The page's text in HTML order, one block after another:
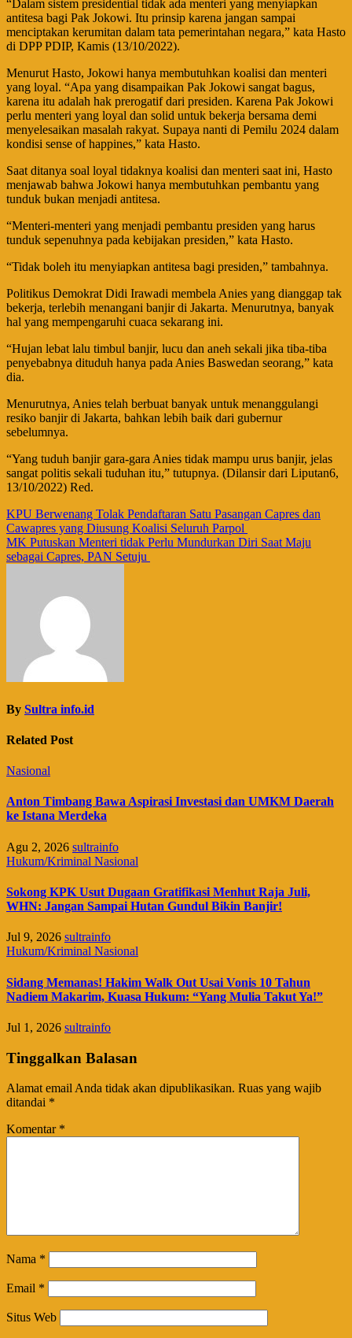
“Dalam sistem presidential tidak ada menteri yang menyiapkan
antitesa bagi Pak Jokowi. Itu prinsip karena jangan sampai
menciptakan kerumitan dalam tata pemerintahan negara,” kata Hasto
di DPP PDIP, Kamis (13/10/2022).
Menurut Hasto, Jokowi hanya membutuhkan koalisi dan menteri
yang loyal. “Apa yang disampaikan Pak Jokowi sangat bagus,
karena itu adalah hak prerogatif dari presiden. Karena Pak Jokowi
perlu menteri yang loyal dan solid untuk bekerja bersama demi
menyelesaikan masalah rakyat. Supaya nanti di Pemilu 2024 dalam
kondisi sense of happines,” kata Hasto.
Saat ditanya soal loyal tidaknya koalisi dan menteri saat ini, Hasto
menjawab bahwa Jokowi hanya membutuhkan pembantu yang
tunduk bukan menjadi antitesa.
“Menteri-menteri yang menjadi pembantu presiden yang harus
tunduk sepenuhnya pada kebijakan presiden,” kata Hasto.
“Tidak boleh itu menyiapkan antitesa bagi presiden,” tambahnya.
Politikus Demokrat Didi Irawadi membela Anies yang dianggap tak
bekerja, terlebih menangani banjir di Jakarta. Menurutnya, banyak
hal yang mempengaruhi cuaca sekarang ini.
“Hujan lebat lalu timbul banjir, lucu dan aneh sekali jika tiba-tiba
penyebabnya dituduh hanya pada Anies Baswedan seorang,” kata
dia.
Menurutnya, Anies telah berbuat banyak untuk menanggulangi
resiko banjir di Jakarta, bahkan lebih baik dari gubernur
sebelumnya.
“Yang tuduh banjir gara-gara Anies tidak mampu urus banjir, jelas
sangat politis sekali tuduhan itu,” tutupnya. (Dilansir dari Liputan6,
13/10/2022) Red.
Navigasi
pos
KPU Berwenang Tolak Pendaftaran Satu Pasangan Capres dan
Cawapres yang Diusung Koalisi Seluruh Parpol
MK Putuskan Menteri tidak Perlu Mundurkan Diri Saat Maju
sebagai Capres, PAN Setuju
By Sultra info.id
Related Post
Nasional
Anton Timbang Bawa Aspirasi Investasi dan UMKM Daerah
ke Istana Merdeka
Agu 2, 2026 sultrainfo
Hukum/Kriminal Nasional
Sokong KPK Usut Dugaan Gratifikasi Menhut Raja Juli,
WHN: Jangan Sampai Hutan Gundul Bikin Banjir!
Jul 9, 2026 sultrainfo
Hukum/Kriminal Nasional
Sidang Memanas! Hakim Walk Out Usai Vonis 10 Tahun
Nadiem Makarim, Kuasa Hukum: “Yang Mulia Takut Ya!”
Jul 1, 2026 sultrainfo
Tinggalkan Balasan
Alamat email Anda tidak akan dipublikasikan. Ruas yang wajib
ditandai *
Komentar *
Nama *
Email *
Situs Web